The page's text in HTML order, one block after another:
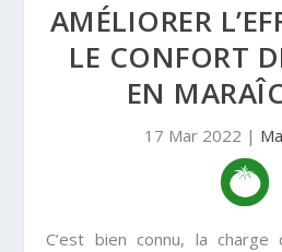
AMÉLIORER
LE CONFORT
EN
17 Mar 2022 |
C’est bien connu, la